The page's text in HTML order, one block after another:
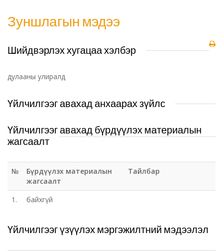
Зуншлагын мэдээ
Шийдвэрлэх хугацаа хэлбэр
дулааны улиралд
Үйлчилгээг авахад анхаарах зүйлс
Үйлчилгээг авахад бүрдүүлэх материалын
жагсаалт
№
Бүрдүүлэх материалын
жагсаалт
Тайлбар
1. байхгүй
Үйлчилгээг үзүүлэх мэргэжилтний мэдээлэл